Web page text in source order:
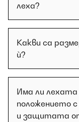
леха?
Какви са
ѝ?
Има ли лехата
положението
и защитата